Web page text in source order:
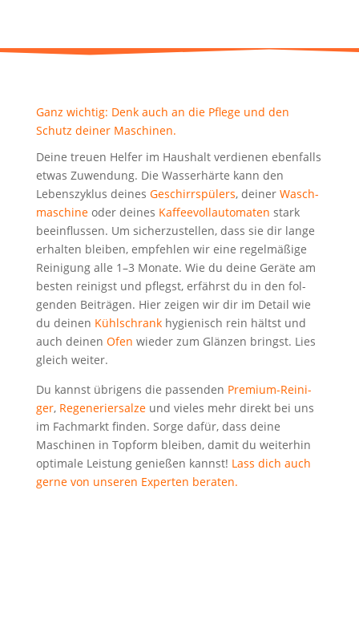
Ganz wich­tig: Denk auch an die Pfle­ge und den
Schutz dei­ner Maschinen.
Dei­ne treu­en Hel­fer im Haus­halt ver­die­nen eben­falls
etwas Zuwen­dung. Die Was­ser­här­te kann den
Lebens­zy­klus dei­nes Geschirr­spü­lers, dei­ner Wasch­
ma­schi­neoder dei­nes Kaf­fee­voll­au­to­ma­ten stark
beein­flus­sen. Um sicher­zu­stel­len, dass sie dir lan­ge
erhal­ten blei­ben, emp­feh­len wir eine regel­mä­ßi­ge
Rei­ni­gung alle 1–3 Mona­te. Wie du dei­ne Gerä­te am
bes­ten rei­nigst und pflegst, erfährst du in den fol­
gen­den Bei­trä­gen. Hier zei­gen wir dir im Detail wie
du dei­nen Kühl­schrankhygie­nisch rein hältst und
auch dei­nen Ofen wie­der zum Glän­zen bringst. Lies
gleich weiter.
Du kannst übri­gens die pas­sen­den Pre­mi­um-Rei­ni­
ger, Rege­ne­rier­sal­zeund vie­les mehr direkt bei uns
im Fach­markt fin­den. Sor­ge dafür, dass dei­ne
Maschi­nen in Top­form blei­ben, damit du wei­ter­hin
opti­ma­le Leis­tung genie­ßen kannst! Lass dich auch
ger­ne von unse­ren Exper­ten beraten.